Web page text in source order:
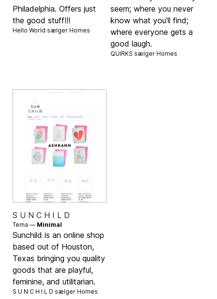
Philadelphia. Offers just
the good stuff!!!
Hello World sælger Homes
seem; where you never
know what you'll find;
where everyone gets a
good laugh.
QUIRKS sælger Homes
S U N C H I L D
Tema — Minimal
Sunchild is an online shop
based out of Houston,
Texas bringing you quality
goods that are playful,
feminine, and utilitarian.
S U N C H I L D sælger Homes